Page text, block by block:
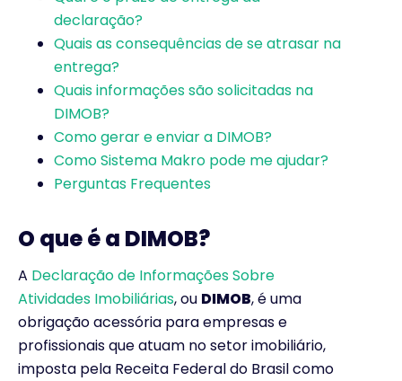
declaração?
Quais as consequências de se atrasar na
entrega?
Quais informações são solicitadas na
DIMOB?
Como gerar e enviar a DIMOB?
Como Sistema Makro pode me ajudar?
Perguntas Frequentes
O que é a DIMOB?
A Declaração de Informações Sobre
Atividades Imobiliárias, ou DIMOB, é uma
obrigação acessória para empresas e
profissionais que atuam no setor imobiliário,
imposta pela Receita Federal do Brasil como